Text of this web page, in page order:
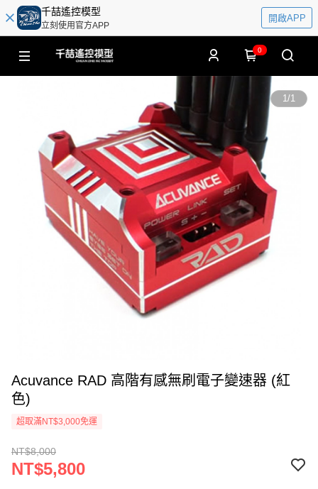
千喆遙控模型
立刻使用官方APP
開啟APP
0
1/1
Acuvance RAD 高階有感無刷電子變速器 (紅
色)
超取滿NT$3,000免運
NT$8,000
NT$5,800